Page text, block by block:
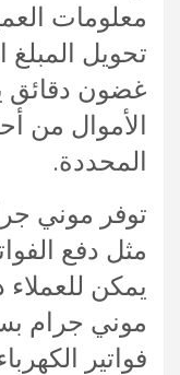
معلومات
تحويل
غضون
الأموال من
المحددة.
توفر موني
مثل دفع
يمكن
موني جرام
فواتير